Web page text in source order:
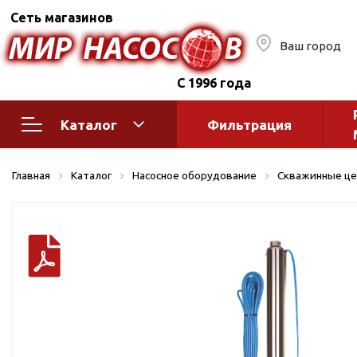
Сеть магазинов
С 1996 года
Ваш город
Каталог
Горизонтальные
многоступенчатые
Вертикальные
автоматика
Краны и
Оголовки
Фильтрация
Главная Каталог Насосное оборудование Скважинные